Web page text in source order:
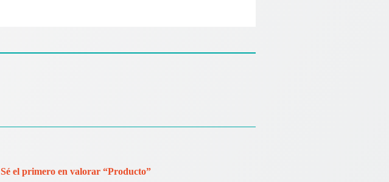
Sé el primero en valorar “Producto”